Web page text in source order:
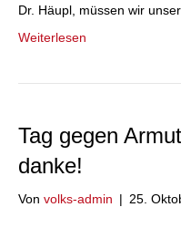
Dr. Häupl, müssen wir
Weiterlesen
Tag gegen
danke!
Von volks-admin | 25.